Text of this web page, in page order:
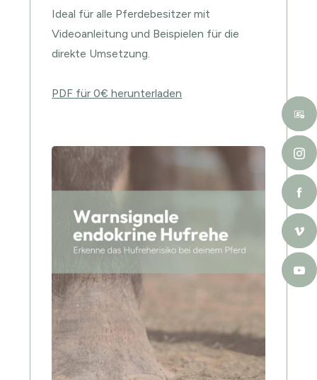
Ideal für alle Pferdebesitzer mit
Videoanleitung und Beispielen für die
direkte Umsetzung.
PDF für 0€ herunterladen